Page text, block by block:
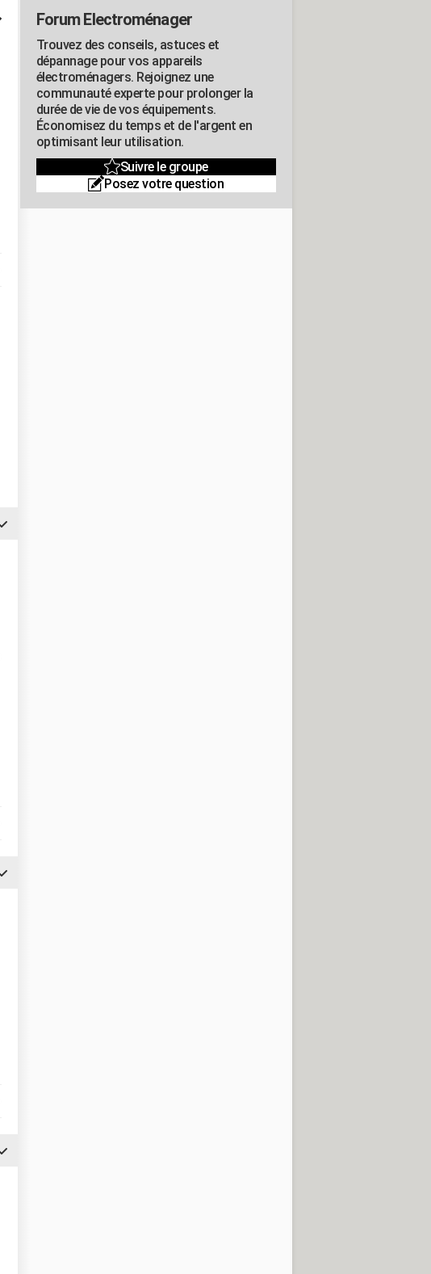
Forum Electroménager
Trouvez des conseils, astuces et
dépannage pour vos appareils
électroménagers. Rejoignez une
communauté experte pour prolonger la
durée de vie de vos équipements.
Économisez du temps et de l'argent en
optimisant leur utilisation.
Suivre le groupe
Posez votre question